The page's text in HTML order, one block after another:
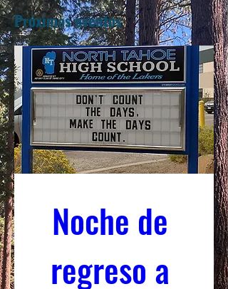
Próximos eventos
Noche de
regreso a